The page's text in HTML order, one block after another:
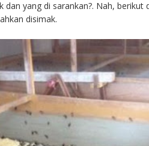
dan yang di sarankan?. Nah, berikut
disimak.